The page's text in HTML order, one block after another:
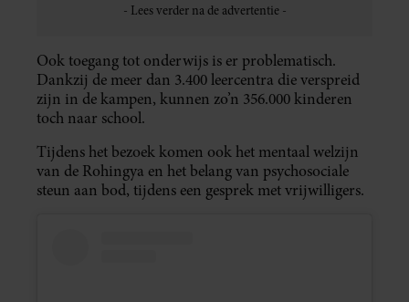
Ook toegang tot onderwijs is er problematisch.
Dankzij de meer dan 3.400 leercentra die verspreid
zijn in de kampen, kunnen zo’n 356.000 kinderen
toch naar school.
Tijdens het bezoek komen ook het mentaal welzijn
van de Rohingya en het belang van psychosociale
steun aan bod, tijdens een gesprek met vrijwilligers.